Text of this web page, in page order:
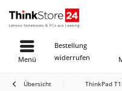
Bestellung
widerrufen
Menü
Übersicht ThinkPad